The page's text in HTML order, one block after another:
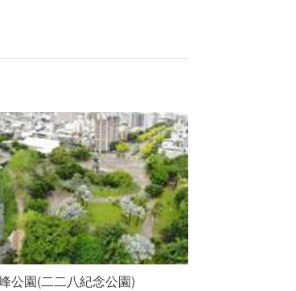
公園(二二八紀念公園)